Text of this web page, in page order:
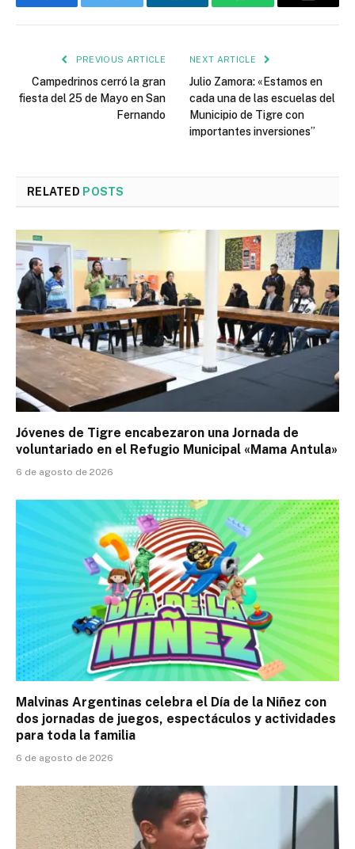
Facebook Twitter LinkedIn WhatsApp Email
PREVIOUS ARTICLE
Campedrinos cerró la gran
fiesta del 25 de Mayo en San
Fernando
NEXT ARTICLE
Julio Zamora: «Estamos en
cada una de las escuelas del
Municipio de Tigre con
importantes inversiones”
RELATED POSTS
Jóvenes de Tigre encabezaron una Jornada de
voluntariado en el Refugio Municipal «Mama Antula»
6 de agosto de 2026
Malvinas Argentinas celebra el Día de la Niñez con
dos jornadas de juegos, espectáculos y actividades
para toda la familia
6 de agosto de 2026